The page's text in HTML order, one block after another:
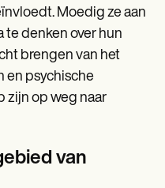
Moedig ze aan
te denken over hun
brengen van het
en psychische
zijn op weg naar
van